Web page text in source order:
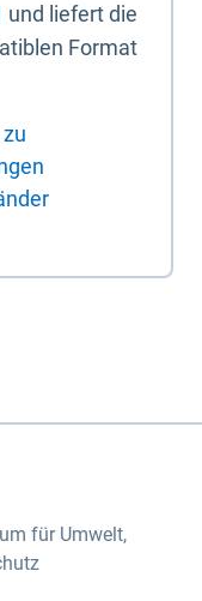
und liefert die
Format
für Umwelt,